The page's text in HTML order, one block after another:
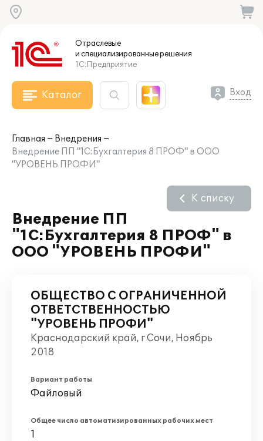
Отраслевые
и специализированныерешения
1С:Предприятие
Каталог Вход
Главная
Внедрения
Внедрение ПП "1С:Бухгалтерия 8 ПРОФ" в ООО
"УРОВЕНЬ ПРОФИ"
Внедрение ПП
"1С:Бухгалтерия 8 ПРОФ" в
ООО "УРОВЕНЬ ПРОФИ"
К списку
ОБЩЕСТВО С ОГРАНИЧЕННОЙ
ОТВЕТСТВЕННОСТЬЮ
"УРОВЕНЬ ПРОФИ"
Краснодарский край, г Сочи, Ноябрь
2018
Вариант работы
Файловый
Общее число автоматизированных рабочих мест
1